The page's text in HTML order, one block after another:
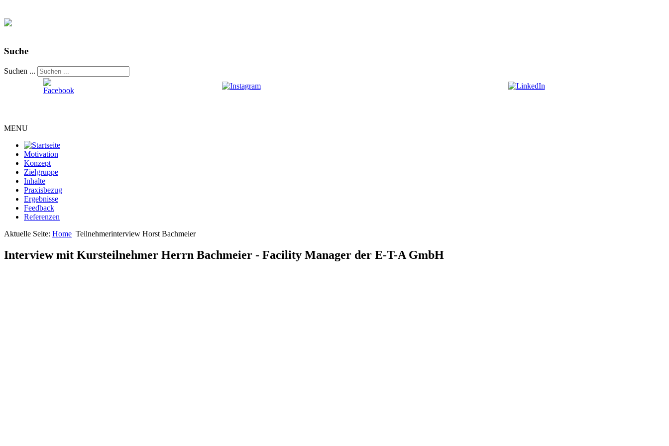
Suche
Suchen ...
MENU
Motivation
Konzept
Zielgruppe
Inhalte
Praxisbezug
Ergebnisse
Feedback
Referenzen
Aktuelle Seite: Home Teilnehmerinterview Horst Bachmeier
Interview mit Kursteilnehmer Herrn Bachmeier - Facility Manager der E-T-A GmbH